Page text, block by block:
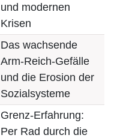
und modernen
Krisen
Das wachsende
Arm-Reich-Gefälle
und die Erosion der
Sozialsysteme
Grenz-Erfahrung:
Per Rad durch die